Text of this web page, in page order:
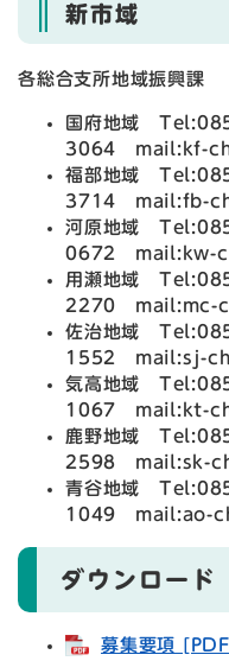
新市域
各総合支所地域振興課
国府地域
3064 mail:kf-
福部地域
3714 mail:fb-
河原地域
0672 mail:kw-
用瀬地域
2270 mail:mc-
佐治地域
1552 mail:sj-
気高地域
1067 mail:kt-
鹿野地域
2598 mail:sk-
青谷地域
1049 mail:ao-
ダウンロード
募集要項